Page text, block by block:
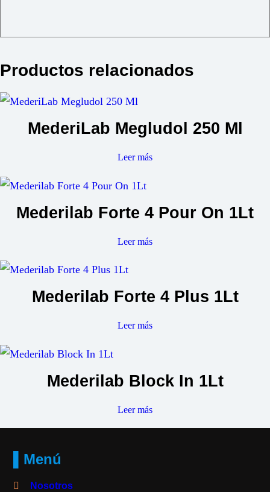
Productos relacionados
MederiLab Megludol 250 Ml
Leer más
Mederilab Forte 4 Pour On 1Lt
Leer más
Mederilab Forte 4 Plus 1Lt
Leer más
Mederilab Block In 1Lt
Leer más
▌Menú
Nosotros